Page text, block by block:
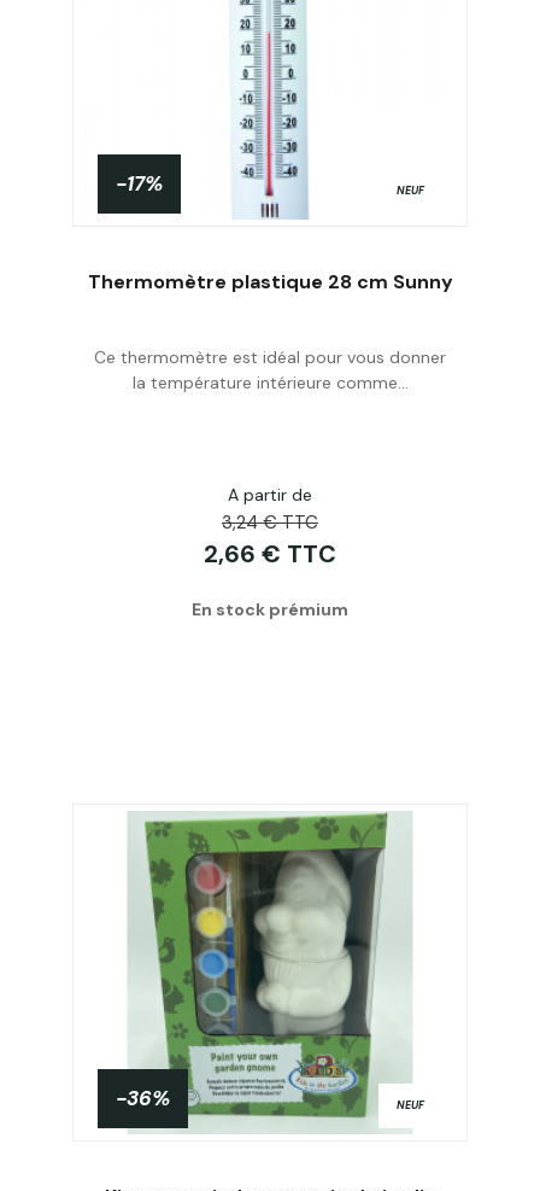
Acheter
-17% NEUF
Thermomètre plastique 28 cm Sunny
Ce thermomètre est idéal pour vous donner
la température intérieure comme...
A partir de
3,24 € TTC
2,66 € TTC
En stock prémium
-36% NEUF